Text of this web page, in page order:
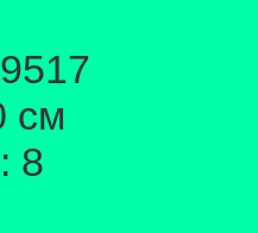
см
8